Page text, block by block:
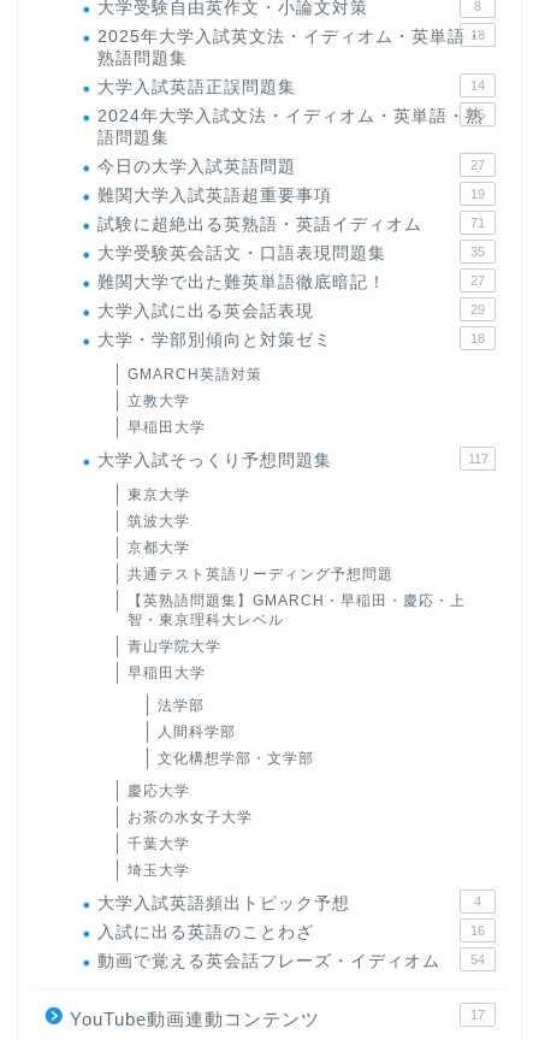
大学受験自由英作文・小論文対策 8
2025年大学入試英文法・イディオム・英単語・
熟語問題集
18
大学入試英語正誤問題集 14
2024年大学入試文法・イディオム・英単語・熟
語問題集
15
今日の大学入試英語問題 27
難関大学入試英語超重要事項 19
試験に超絶出る英熟語・英語イディオム 71
大学受験英会話文・口語表現問題集 35
難関大学で出た難英単語徹底暗記！ 27
大学入試に出る英会話表現 29
大学・学部別傾向と対策ゼミ 18
GMARCH英語対策
立教大学
早稲田大学
大学入試そっくり予想問題集 117
東京大学
筑波大学
京都大学
共通テスト英語リーディング予想問題
【英熟語問題集】GMARCH・早稲田・慶応・上
智・東京理科大レベル
青山学院大学
早稲田大学
法学部
人間科学部
文化構想学部・文学部
慶応大学
お茶の水女子大学
千葉大学
埼玉大学
大学入試英語頻出トピック予想 4
入試に出る英語のことわざ 16
動画で覚える英会話フレーズ・イディオム 54
YouTube動画連動コンテンツ 17